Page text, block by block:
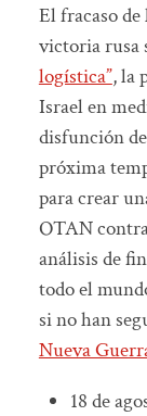
El fracaso
victoria rusa
logística”, la
Israel en
disfunción
próxima
para crear
OTAN
análisis de
todo el
si no han
Nueva
18 de